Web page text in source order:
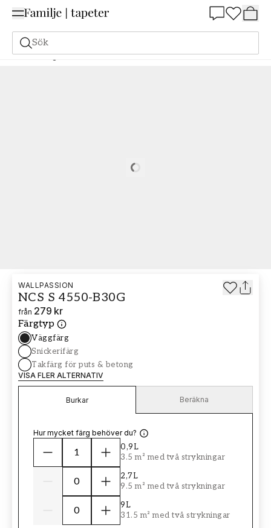
Sök
Målarfärg Beställ utifrån NCS Beställ utifrån NCS 4550-B30G
WALLPASSION
NCS S 4550-B30G
från 279 kr
Färgtyp
Väggfärg
Snickerifärg
Takfärg för puts & betong
VISA FLER ALTERNATIV
Burkar Beräkna
Hur mycket färg behöver du?
0,9L
3.5 m² med två strykningar
2,7L
9.5 m² med två strykningar
9L
31.5 m² med två strykningar